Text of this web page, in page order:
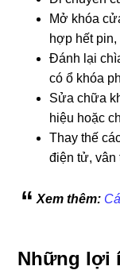
Mở khóa
hợp hết pin,
Đánh lại
có ổ khóa
Sửa chữa
hiệu hoặc
Thay thế
điện tử, vân
Xem thêm:
Những lợi